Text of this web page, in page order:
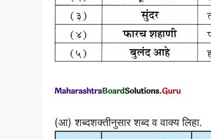
(आ) शब्दशक्तीनुसार शब्द व वाक्य लिहा.